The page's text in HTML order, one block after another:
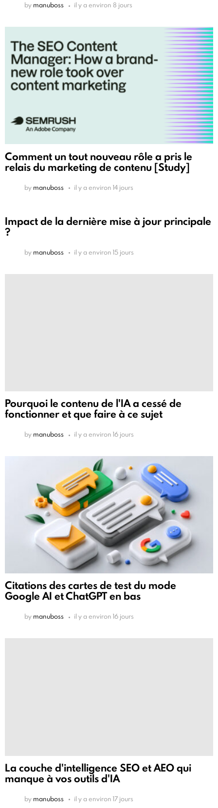
by manuboss il y a environ 8 jours
Comment un tout nouveau rôle a pris le
relais du marketing de contenu [Study]
by manuboss il y a environ 14 jours
Impact de la dernière mise à jour principale
?
by manuboss il y a environ 15 jours
Pourquoi le contenu de l'IA a cessé de
fonctionner et que faire à ce sujet
by manuboss il y a environ 16 jours
Citations des cartes de test du mode
Google AI et ChatGPT en bas
by manuboss il y a environ 16 jours
La couche d'intelligence SEO et AEO qui
manque à vos outils d'IA
by manuboss il y a environ 17 jours